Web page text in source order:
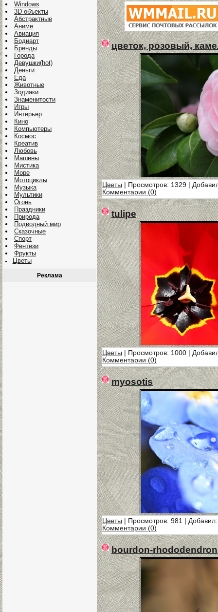
Windows
3D объекты
Абстрактные
Аниме
Авиация
Бодиарт
Бренды
Города
Девушки(hot)
Деньги
Еда
Животные
Зодиаки
Знаменитости
Игры
Интерьер
Кино
Компьютеры
Космос
Креатив
Любовь
Машины
Мистика
Море
Мотоциклы
Музыка
Мультики
Огонь
Праздники
Природа
Подводный мир
Сказочные
Спорт
Фентези
Фрукты
Цветы
Реклама
цветок, розовый,
Цветы | Просмотров: 1329 |
Комментарии (0)
tulipe
Цветы | Просмотров: 1000 |
Комментарии (0)
myosotis
Цветы | Просмотров: 981 |
Комментарии (0)
bourdon-rhododendron